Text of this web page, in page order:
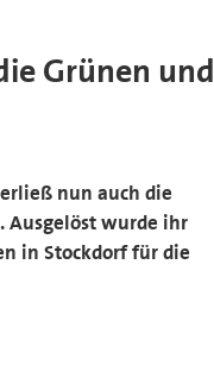
Grünen und
nun auch die
Ausgelöst wurde ihr
in Stockdorf für die